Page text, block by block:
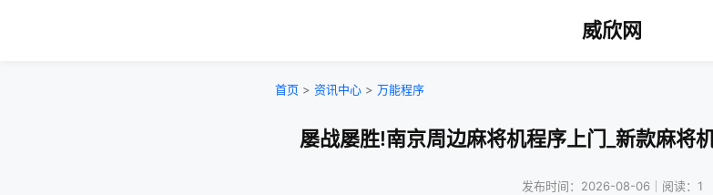
威欣网
首页 > 资讯中心 > 万能程序
屡战屡胜!南京周边麻将机程序上门_新款麻将
发布时间：2026-08-06｜阅读：1